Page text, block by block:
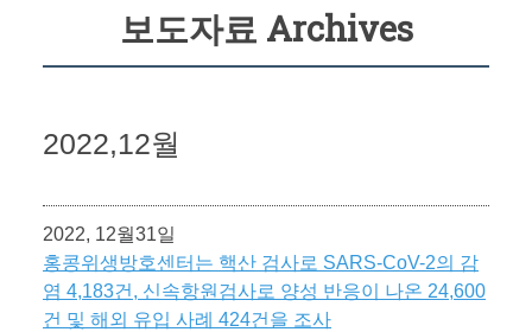
보도자료 Archives
2022,12월
2022, 12월31일
홍콩위생방호센터는 핵산 검사로 SARS-CoV-2의 감
염 4,183건, 신속항원검사로 양성 반응이 나온 24,600
건 및 해외 유입 사례 424건을 조사